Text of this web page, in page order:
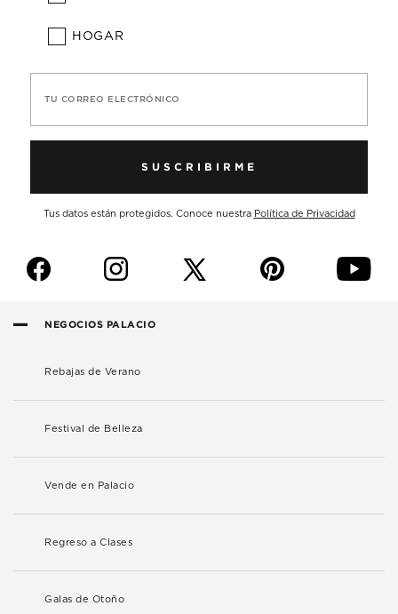
HOGAR
TU CORREO ELECTRÓNICO
SUSCRIBIRME
Tus datos están protegidos. Conoce nuestra Política de Privacidad
f i p y
NEGOCIOS PALACIO
Rebajas de Verano
Festival de Belleza
Vende en Palacio
Regreso a Clases
Galas de Otoño